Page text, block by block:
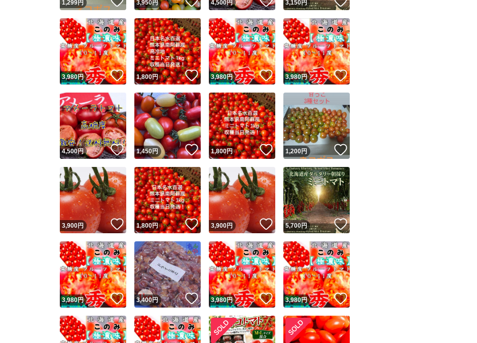
取引実績
取引実績◯+ このユーザーはYahoo!フリマの取引を完了させた実績があります
他フリマ実績◯+ このユーザーは他フリマサービスでの取引実績があります
スピード&安心発送
※このバッジは実績に基づく表示であり、発送を保証しているものではありません
スピード＆安心発送
このユーザーは高頻度で24時間以内＆設定した発送日数内に発送してい
ます
スピード発送 このユーザーは高頻度で24時間以内に発送しています
安心発送 このユーザーは設定した発送日数内に発送しています
コピーは1商品につき1回です
出品ページへ
キャンセル
1,299円 3,950円 4,500円 3,150円
3,980円 いいね！
1,800円 いいね！
3,980円 いいね！
3,980円 いいね！
4,500円 いいね！
1,450円 いいね！
1,800円 いいね！
1,200円
3,900円 いいね！
1,800円 いいね！
3,900円 いいね！
5,700円 いいね！
3,980円 いいね！
3,400円 いいね！
3,980円 いいね！
3,980円 いいね！